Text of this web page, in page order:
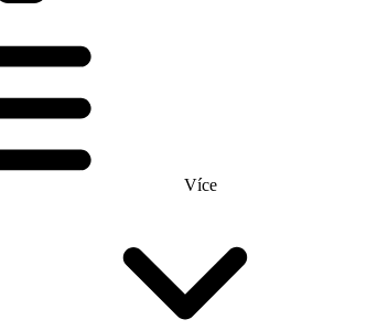
Více